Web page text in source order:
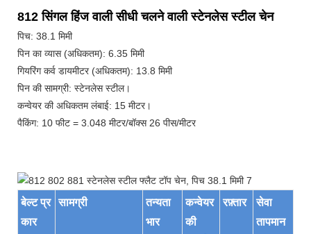
812 सिंगल हिंज वाली सीधी चलने वाली स्टेनलेस स्टील चेन
पिच: 38.1 मिमी
पिन का व्यास (अधिकतम): 6.35 मिमी
गियरिंग कर्व डायमीटर (अधिकतम): 13.8 मिमी
पिन की सामग्री: स्टेनलेस स्टील।
कन्वेयर की अधिकतम लंबाई: 15 मीटर।
पैकिंग: 10 फीट = 3.048 मीटर/बॉक्स 26 पीस/मीटर
बेल्ट प्र
कार
सामग्री
तन्यता
भार
कन्वेयर
की
रफ़्तार
सेवा
तापमान